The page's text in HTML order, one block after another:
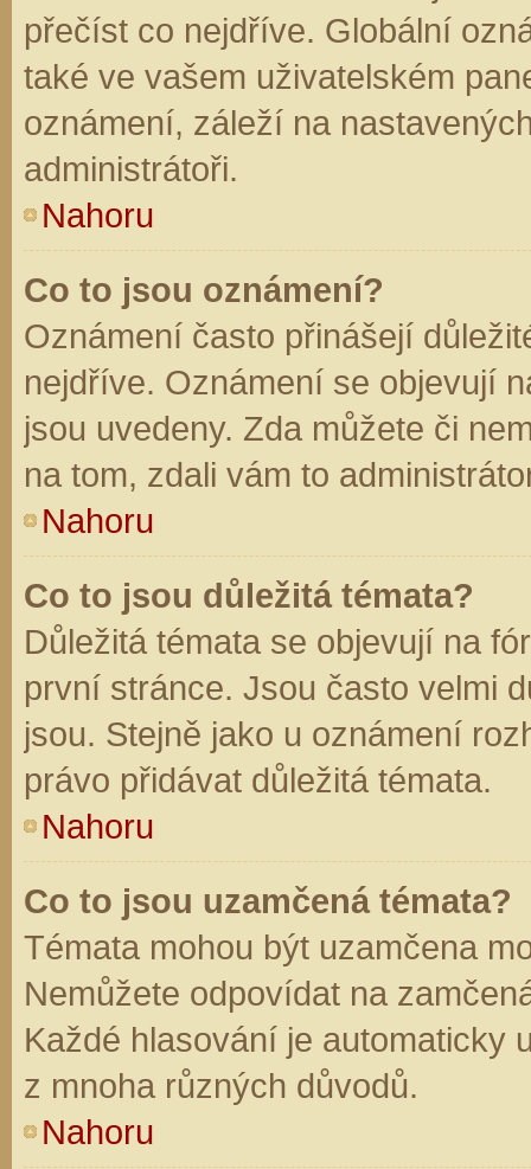
přečíst co nejdříve. Globální
také ve vašem uživatelském
oznámení, záleží na
administrátoři.
Nahoru
Co to jsou oznámení?
Oznámení často přinášejí
nejdříve. Oznámení se objevují
jsou uvedeny. Zda můžete či
na tom, zdali vám to
Nahoru
Co to jsou důležitá témata?
Důležitá témata se objevují na
první stránce. Jsou často velmi
jsou. Stejně jako u oznámení
právo přidávat důležitá témata.
Nahoru
Co to jsou uzamčená témata?
Témata mohou být uzamčena
Nemůžete odpovídat na
Každé hlasování je automaticky
z mnoha různých důvodů.
Nahoru